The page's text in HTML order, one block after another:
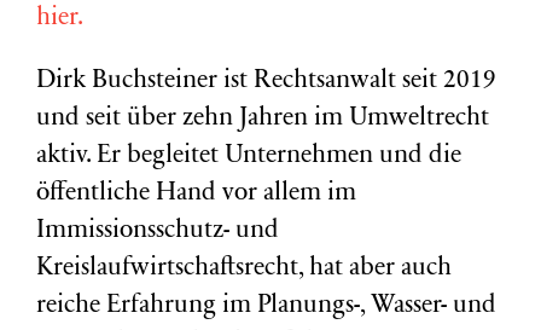
hier.
Dirk Buchsteiner ist Rechtsanwalt seit 2019
und seit über zehn Jahren im Umweltrecht
aktiv. Er begleitet Unternehmen und die
öffentliche Hand vor allem im
Immissionsschutz- und
Kreislaufwirtschaftsrecht, hat aber auch
reiche Erfahrung im Planungs-, Wasser- und